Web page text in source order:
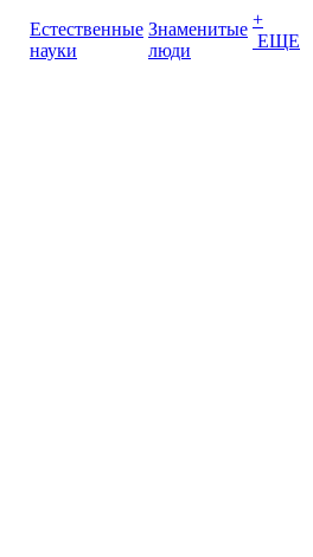
Естественные
науки
Знаменитые
люди
+
ЕЩЕ